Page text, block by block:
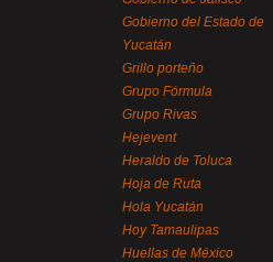
Gobierno del Estado de
Yucatán
Grillo porteño
Grupo Fórmula
Grupo Rivas
Hejevent
Heraldo de Toluca
Hoja de Ruta
Hola Yucatán
Hoy Tamaulipas
Huellas de México